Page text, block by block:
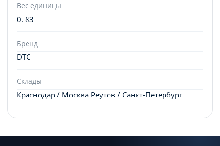
Вес единицы
0. 83
Бренд
DTC
Склады
Краснодар / Москва Реутов / Санкт-Петербург